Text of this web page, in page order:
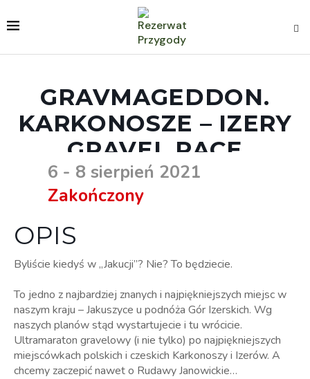
GRAVMAGEDDON.
KARKONOSZE – IZERY
GRAVEL RACE
6 - 8 sierpień 2021
Zakończony
OPIS
Byliście kiedyś w „Jakucji”? Nie? To będziecie.
To jedno z najbardziej znanych i najpiękniejszych miejsc w
naszym kraju – Jakuszyce u podnóża Gór Izerskich. Wg
naszych planów stąd wystartujecie i tu wrócicie.
Ultramaraton gravelowy (i nie tylko) po najpiękniejszych
miejscówkach polskich i czeskich Karkonoszy i Izerów. A
chcemy zaczepić nawet o Rudawy Janowickie…